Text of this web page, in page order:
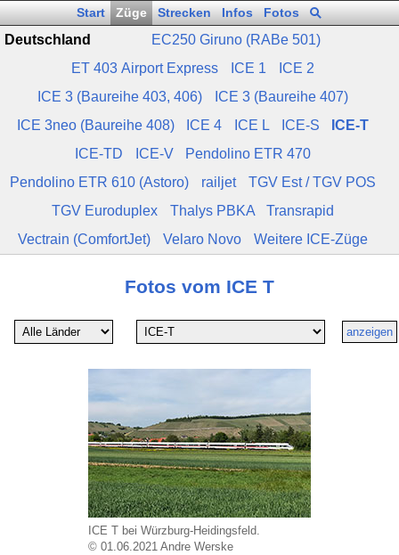
Start Züge Strecken Infos Fotos
Deutschland
EC250 Giruno (RABe 501)
ET 403 Airport Express
ICE 1
ICE 2
ICE 3 (Baureihe 403, 406)
ICE 3 (Baureihe 407)
ICE 3neo (Baureihe 408)
ICE 4 ICE L ICE‑S
ICE‑T
ICE‑TD
ICE‑V
Pendolino ETR 470
Pendolino ETR 610 (Astoro)
railjet
TGV Est / TGV POS
TGV Euroduplex
Thalys PBKA
Transrapid
Vectrain (ComfortJet)
Velaro Novo Weitere ICE‑Züge
Fotos vom ICE T
ICE T bei Würzburg-Heidingsfeld.
© 01.06.2021 Andre Werske